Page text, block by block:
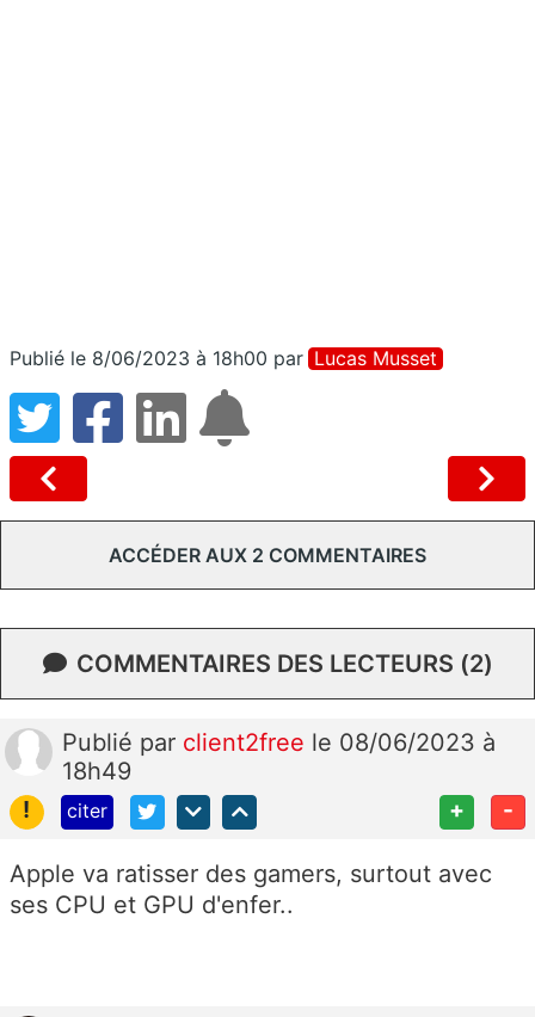
Publié le 8/06/2023 à 18h00 par Lucas Musset
ACCÉDER AUX 2 COMMENTAIRES
COMMENTAIRES DES LECTEURS (2)
Publié par client2free le 08/06/2023 à
18h49
!
citer + -
Apple va ratisser des gamers, surtout avec
ses CPU et GPU d'enfer..